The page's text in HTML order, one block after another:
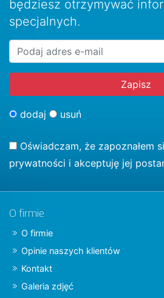
będziesz otrzymywać
specjalnych.
dodaj usuń
Oświadczam, że zapoznałem
prywatności i akceptuję jej
O firmie
O firmie
Opinie naszych klientów
Kontakt
Galeria zdjęć